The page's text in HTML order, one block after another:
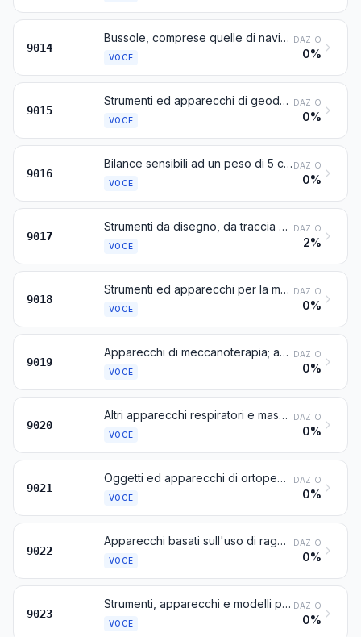
9014
Bussole, comprese quelle di navigazione; altri strumenti ed apparecchi di navigazione
VOCE
DAZIO
0%
9015
Strumenti ed apparecchi di geodesia, topografia, agrimensura, livellazione, fotogrammetria, idrografia, oceanografia, idrologia, meteorologia o geofisica, escluse le bussole; telemetri
VOCE
DAZIO
0%
9016
Bilance sensibili ad un peso di 5 cg o meno, con o senza pesi
VOCE
DAZIO
0%
9017
Strumenti da disegno, da traccia o da calcolo (per esempio: macchine per disegnare, pantografi, rapportatori, scatole di compassi, regoli e cerchi calcolatori); strumenti di misura di lunghezze per l'impiego manuale (per esempio: metri, micrometri, noni e calibri) non nominati né compresi altrove in questo capitolo
VOCE
DAZIO
2%
9018
Strumenti ed apparecchi per la medicina, la chirurgia, l'odontoiatria e la veterinaria, compresi gli apparecchi di scintigrafia ed altri apparecchi elettromedicali, nonché gli apparecchi per controlli oftalmici
VOCE
DAZIO
0%
9019
Apparecchi di meccanoterapia; apparecchi per massaggio; apparecchi di psicotecnica; apparecchi di ozonoterapia, di ossigenoterapia, di aerosolterapia, apparecchi respiratori di rianimazione ed altri apparecchi di terapia respiratoria
VOCE
DAZIO
0%
9020
Altri apparecchi respiratori e maschere antigas, escluse le maschere di protezione prive del meccanismo e dell'elemento filtrante amovibile
VOCE
DAZIO
0%
9021
Oggetti ed apparecchi di ortopedia, comprese le cinture e le fasce medico-chirurgiche e le stampelle; stecche, docce ed altri oggetti ed apparecchi per fratture; oggetti ed apparecchi di protesi; apparecchi per facilitare l'audizione ai sordi ed altri apparecchi da tenere in mano, da portare sulla persona o da impiantare nell'organismo, per compensare una deficienza o un'infermità
VOCE
DAZIO
0%
9022
Apparecchi basati sull'uso di raggi X o di radiazioni alfa, beta, gamma o altre radiazioni ionizzanti, anche per uso medico, chirurgico, odontoiatrico o veterinario, compresi gli apparecchi per radiografia o radioterapia, i tubi a raggi X e gli altri generatori di raggi X, i generatori di alta tensione, i pannelli di controllo, gli schermi, i lettini per esami o trattamenti, le sedie e simili
VOCE
DAZIO
0%
9023
Strumenti, apparecchi e modelli progettati per la dimostrazione (per esempio: nell'insegnamento o nelle esposizioni), non suscettibili di altri usi
VOCE
DAZIO
0%